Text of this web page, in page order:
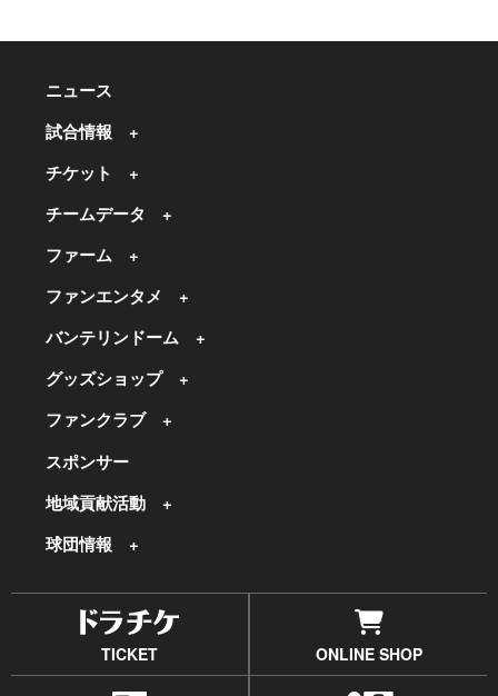
ニュース
試合情報
チケット
チームデータ
ファーム
ファンエンタメ
バンテリンドーム
グッズショップ
ファンクラブ
スポンサー
地域貢献活動
球団情報
TICKET ONLINE SHOP